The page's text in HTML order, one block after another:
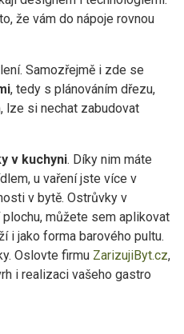
že vám do nápoje rovnou
Samozřejmě i zde se
, tedy s plánováním dřezu,
lze si nechat zabudovat
v kuchyni. Díky nim máte
u vaření jste více v
v bytě. Ostrůvky v
můžete sem aplikovat
i jako forma barového pultu.
Oslovte firmu ZarizujiByt.cz,
i realizaci vašeho gastro